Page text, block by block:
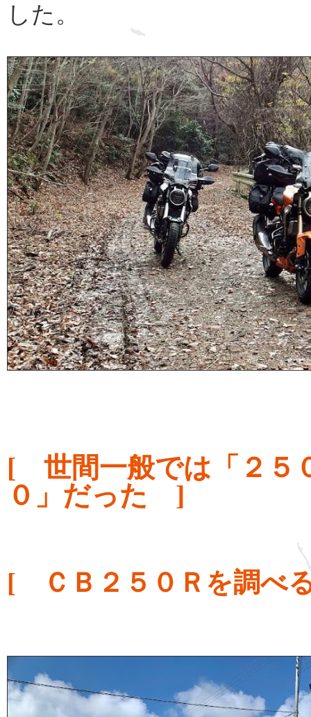
した。
[ 世間一般では「２５
０」だった ]
[ ＣＢ２５０Ｒを調べ